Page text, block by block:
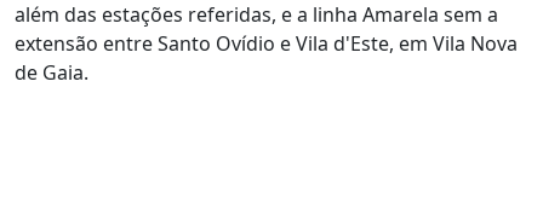
além das estações referidas, e a linha Amarela sem a
extensão entre Santo Ovídio e Vila d'Este, em Vila Nova
de Gaia.